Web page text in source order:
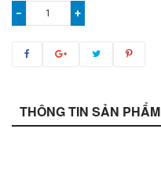
− +
THÔNG TIN SẢN PHẨM